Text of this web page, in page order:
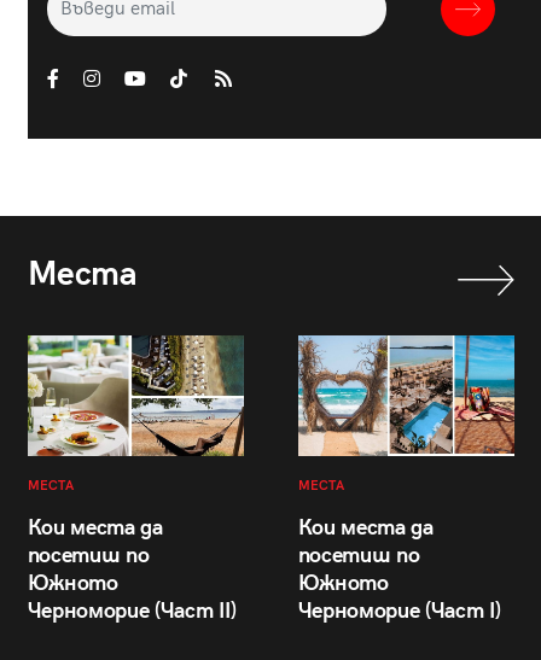
Места
МЕСТА
Кои места да
посетиш по
Южното
Черноморие (Част II)
МЕСТА
Кои места да
посетиш по
Южното
Черноморие (Част I)